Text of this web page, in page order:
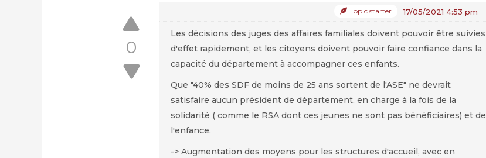
0
17/05/2021 4:53 pm
Topic starter
Les décisions des juges des affaires familiales doivent pouvoir être suivies
d'effet rapidement, et les citoyens doivent pouvoir faire confiance dans la
capacité du département à accompagner ces enfants.
Que "40% des SDF de moins de 25 ans sortent de l'ASE" ne devrait
satisfaire aucun président de département, en charge à la fois de la
solidarité ( comme le RSA dont ces jeunes ne sont pas bénéficiaires) et de
l'enfance.
-> Augmentation des moyens pour les structures d'accueil, avec en